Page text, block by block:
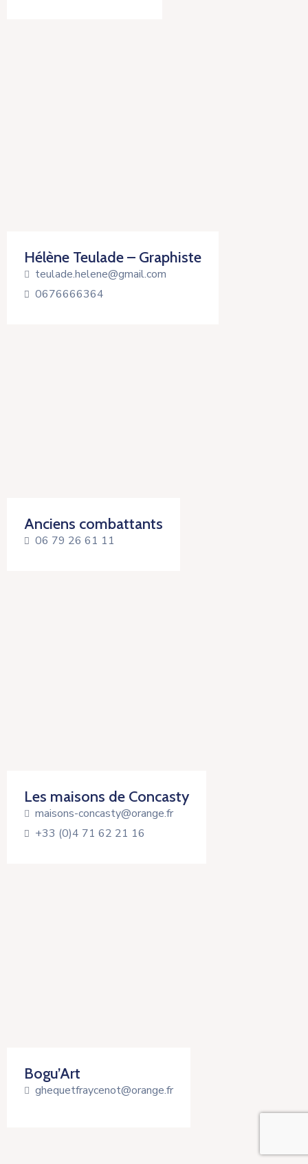
Hélène Teulade – Graphiste
teulade.helene@gmail.com
0676666364
Anciens combattants
06 79 26 61 11
Les maisons de Concasty
maisons-concasty@orange.fr
+33 (0)4 71 62 21 16
Bogu’Art
ghequetfraycenot@orange.fr